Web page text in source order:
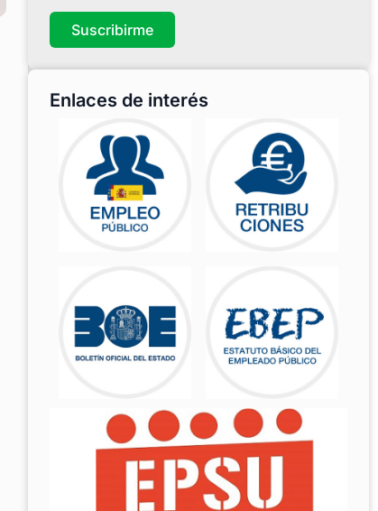
Suscribirme
Enlaces de interés